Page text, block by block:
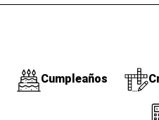
Cumpleaños